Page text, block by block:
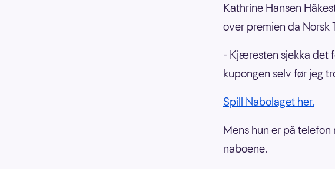
Kathrine Hansen
over premien da Norsk
- Kjæresten sjekka det
kupongen selv før jeg
Spill Nabolaget her.
Mens hun er på
naboene.